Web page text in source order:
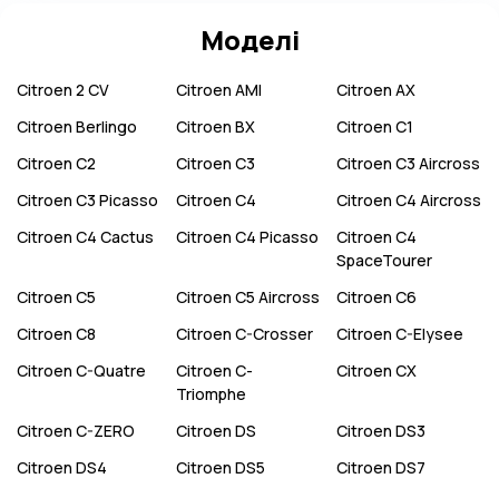
Моделі
Citroen 2 CV Citroen AMI Citroen AX
Citroen Berlingo Citroen BX Citroen C1
Citroen C2 Citroen C3 Citroen C3 Aircross
Citroen C3 Picasso Citroen C4 Citroen C4 Aircross
Citroen C4 Cactus Citroen C4 Picasso Citroen C4
SpaceTourer
Citroen C5 Citroen C5 Aircross Citroen C6
Citroen C8 Citroen C-Crosser Citroen C-Elysee
Citroen C-Quatre Citroen C-
Triomphe
Citroen CX
Citroen C-ZERO Citroen DS Citroen DS3
Citroen DS4 Citroen DS5 Citroen DS7